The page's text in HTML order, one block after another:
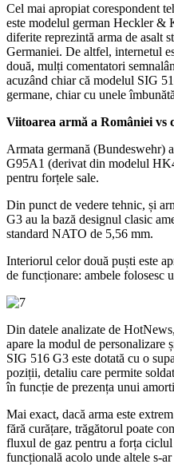
Cel mai apropiat corespondent
este modelul german Heckler
diferite reprezintă arma de asalt
Germaniei. De altfel, internetul
două, mulți comentatori
acuzând chiar că modelul SIG
germane, chiar cu unele
Viitoarea armă a României vs
Armata germană (Bundeswehr)
G95A1 (derivat din modelul
pentru forțele sale.
Din punct de vedere tehnic, și
G3 au la bază designul clasic
standard NATO de 5,56 mm.
Interiorul celor două puști este
de funcționare: ambele folosesc
Din datele analizate de
apare la modul de personalizare
SIG 516 G3 este dotată cu o
poziții, detaliu care permite
în funcție de prezența unui
Mai exact, dacă arma este
fără curățare, trăgătorul poate
fluxul de gaz pentru a forța
funcțională acolo unde altele s-ar